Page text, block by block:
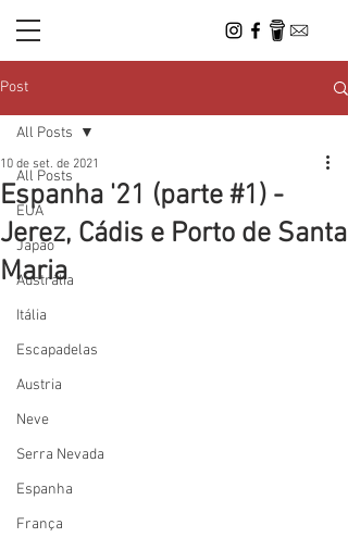
Post
All Posts
EUA
Japão
Austrália
Itália
Escapadelas
Austria
Neve
Serra Nevada
Espanha
França
All Posts
Espanha '21 (parte #1) -
Jerez, Cádis e Porto de Santa
Maria
10 de set. de 2021